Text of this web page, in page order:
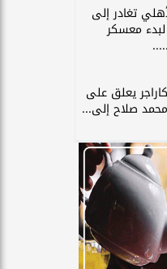
تغادر إلى
لبدء معسكر
يعلق على
محمد صلاح إلى...